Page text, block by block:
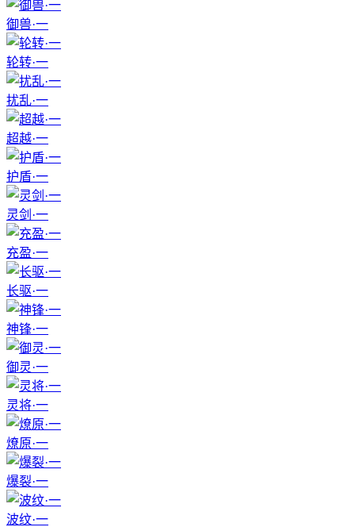
御兽·一
轮转·一
扰乱·一
超越·一
护盾·一
灵剑·一
充盈·一
长驱·一
神锋·一
御灵·一
灵将·一
燎原·一
爆裂·一
波纹·一